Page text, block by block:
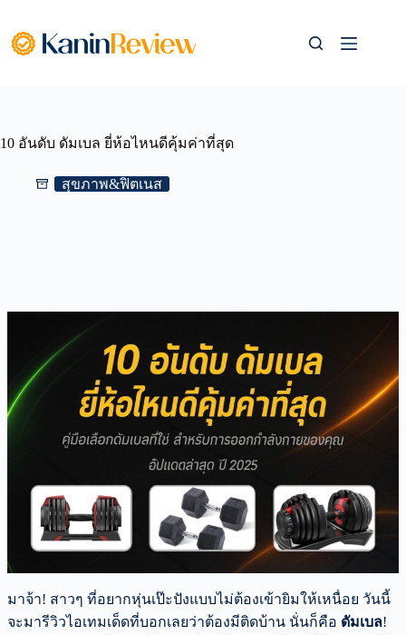
content
10 อันดับ ดัมเบล ยี่ห้อไหนดีคุ้มค่าที่สุด
สุขภาพ&ฟิตเนส
มาจ้า! สาวๆ ที่อยากหุ่นเป๊ะปังแบบไม่ต้องเข้ายิมให้เหนื่อย วันนี้
จะมารีวิวไอเทมเด็ดที่บอกเลยว่าต้องมีติดบ้าน นั่นก็คือ ดัมเบล!